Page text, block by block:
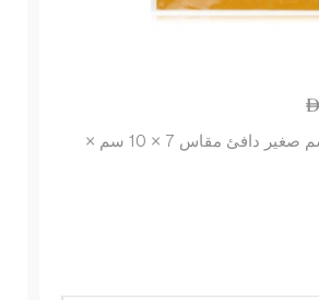
تايجر بلاستر بلسم صغير دافئ مقاس 7 × 10 سم ×